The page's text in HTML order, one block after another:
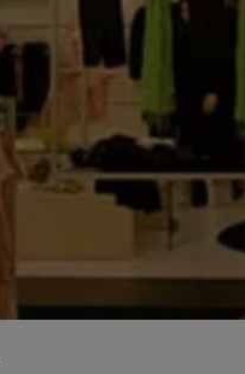
Unconventional
Cersaie 2026
Nous serons
céramiques
distinctives pour le
Architect at
Lyon 2026